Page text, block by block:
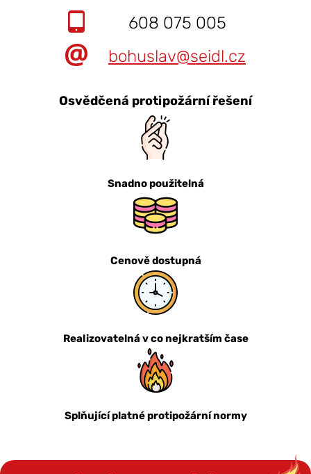
608 075 005
bohuslav@seidl.cz
Osvědčená protipožární řešení
Snadno použitelná
Cenově dostupná
Realizovatelná v co nejkratším čase
Splňující platné protipožární normy